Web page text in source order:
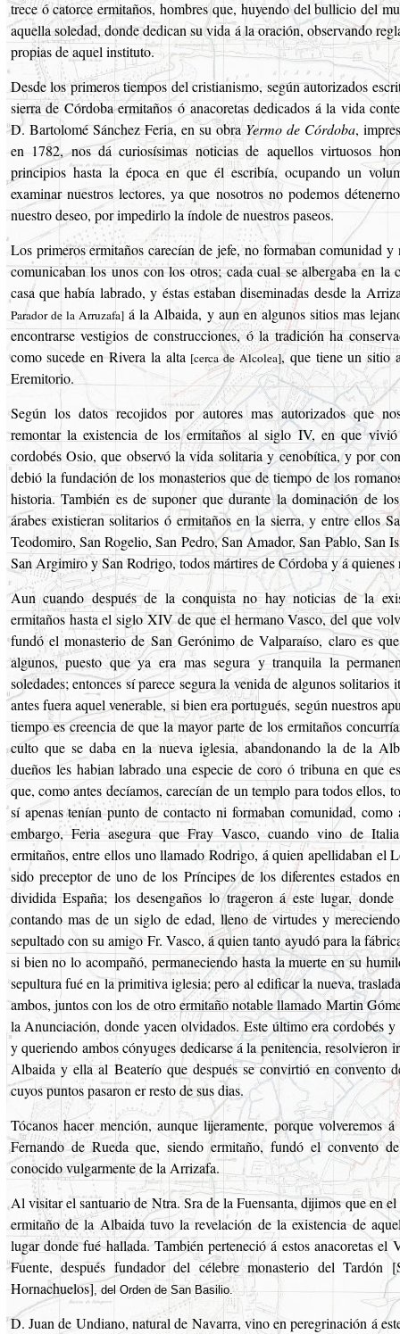
trece ó catorce ermitaños, hombres que, huyendo del bullicio del
aquella soledad, donde dedican su vida á la oración, observando
propias de aquel instituto.
Desde los primeros tiempos del cristianismo, según autorizados
sierra de Córdoba ermitaños ó anacoretas dedicados á la vida
D. Bartolomé Sánchez Feria, en su obraYermo de Córdoba,
en 1782, nos dá curiosísimas noticias de aquellos virtuosos
principios hasta la época en que él escribía, ocupando un
examinar nuestros lectores, ya que nosotros no podemos
nuestro deseo, por impedirlo la índole de nuestros paseos.
Los primeros ermitaños carecían de jefe, no formaban comunidad y
comunicaban los unos con los otros; cada cual se albergaba en la
casa que había labrado, y éstas estaban diseminadas desde la
Parador de la Arruzafa] á la Albaida, y aun en algunos sitios mas
encontrarse vestigios de construcciones, ó la tradición ha
como sucede en Rivera la alta [cerca de Alcolea], que tiene un sitio
Eremitorio.
Según los datos recojidos por autores mas autorizados que
remontar la existencia de los ermitaños al siglo IV, en que
cordobés Osio, que observó la vida solitaria y cenobítica, y por
debió la fundación de los monasterios que de tiempo de los
historia. También es de suponer que durante la dominación de
árabes existieran solitarios ó ermitaños en la sierra, y entre ellos
Teodomiro, San Rogelio, San Pedro, San Amador, San Pablo, San
San Argimiro y San Rodrigo, todos mártires de Córdoba y á quienes
Aun cuando después de la conquista no hay noticias de la
ermitaños hasta el siglo XIV de que el hermano Vasco, del que
fundó el monasterio de San Gerónimo de Valparaíso, claro es
algunos, puesto que ya era mas segura y tranquila la
soledades; entonces sí parece segura la venida de algunos solitarios
antes fuera aquel venerable, si bien era portugués, según nuestros
tiempo es creencia de que la mayor parte de los ermitaños
culto que se daba en la nueva iglesia, abandonando la de la
dueños les habian labrado una especie de coro ó tribuna en que
que, como antes decíamos, carecían de un templo para todos ellos,
sí apenas tenían punto de contacto ni formaban comunidad, como
embargo, Feria asegura que Fray Vasco, cuando vino de
ermitaños, entre ellos uno llamado Rodrigo, á quien apellidaban el
sido preceptor de uno de los Príncipes de los diferentes estados
dividida España; los desengaños lo trageron á este lugar,
contando mas de un siglo de edad, lleno de virtudes y
sepultado con su amigo Fr. Vasco, á quien tanto ayudó para la
si bien no lo acompañó, permaneciendo hasta la muerte en su
sepultura fué en la primitiva iglesia; pero al edificar la nueva,
ambos, juntos con los de otro ermitaño notable llamado Martin
la Anunciación, donde yacen olvidados. Este último era cordobés y
y queriendo ambos cónyuges dedicarse á la penitencia, resolvieron
Albaida y ella al Beaterío que después se convirtió en convento
cuyos puntos pasaron er resto de sus dias.
Tócanos hacer mención, aunque lijeramente, porque volveremos
Fernando de Rueda que, siendo ermitaño, fundó el convento
conocido vulgarmente de la Arrizafa.
Al visitar el santuario de Ntra. Sra de la Fuensanta, dijimos que en
ermitaño de la Albaida tuvo la revelación de la existencia de
lugar donde fué hallada. También perteneció á estos anacoretas el
Fuente, después fundador del célebre monasterio del Tardón
Hornachuelos], del Orden de San Basilio.
D. Juan de Undiano, natural de Navarra, vino en peregrinación á